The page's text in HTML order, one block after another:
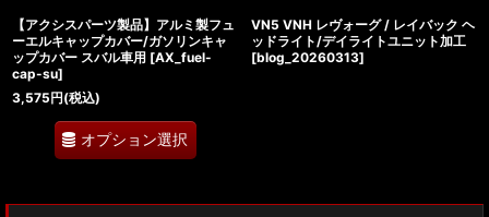
【アクシスパーツ製品】アルミ製フュ
ーエルキャップカバー/ガソリンキャ
ップカバー スバル車用 [AX_fuel-
cap-su]
3,575円(税込)
オプション選択
VN5 VNH レヴォーグ / レイバック ヘ
ッドライト/デイライトユニット加工
[blog_20260313]